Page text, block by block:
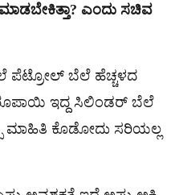
ಎಂದು ಸಚಿವ
ಪೆಟ್ರೋಲ್ ಬೆಲೆ ಹೆಚ್ಚಳದ
ರೂಪಾಯಿ ಇದ್ದ ಸಿಲಿಂಡರ್ ಬೆಲೆ
ಮಾಹಿತಿ ಕೊಡೋದು ಸರಿಯಲ್ಲ